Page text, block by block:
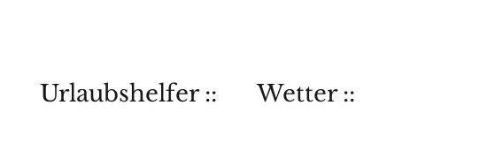
Urlaubshelfer :: Wetter ::